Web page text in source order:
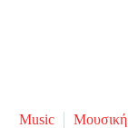
Music Μουσική